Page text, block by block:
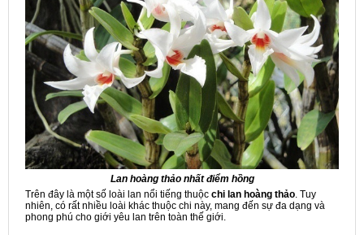
Lan hoàng thảo nhất điểm hồng
Trên đây là một số loài lan nổi tiếng thuộc chi lan hoàng thảo. Tuy
nhiên, có rất nhiều loài khác thuộc chi này, mang đến sự đa dạng và
phong phú cho giới yêu lan trên toàn thế giới.